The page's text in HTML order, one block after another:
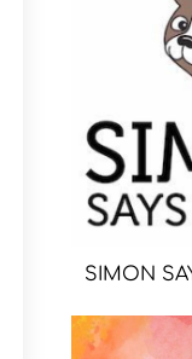
SIMON